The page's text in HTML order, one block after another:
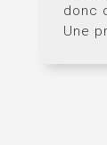
donc
Une